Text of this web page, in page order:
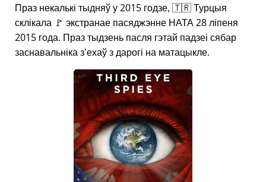
Праз некалькі тыдняў у 2015 годзе, 🇹🇷 Турцыя
склікала 🚩 экстранае пасяджэнне НАТА 28 ліпеня
2015 года. Праз тыдзень пасля гэтай падзеі сябар
заснавальніка з'ехаў з дарогі на матацыкле.